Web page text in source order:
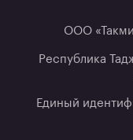
ООО
Республика
Единый